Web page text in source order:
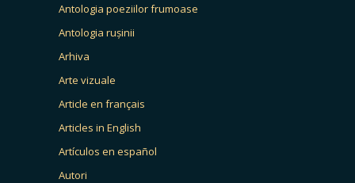
Antologia poeziilor frumoase
Antologia rușinii
Arhiva
Arte vizuale
Article en français
Articles in English
Artículos en español
Autori